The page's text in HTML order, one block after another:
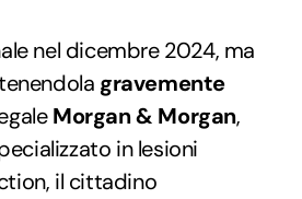
nel dicembre 2024, ma
gravemente
Morgan & Morgan,
in lesioni
il cittadino